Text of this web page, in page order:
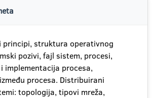
principi, struktura operativnog
pozivi, fajl sistem, procesi,
implementacija procesa,
procesa. Distribuirani
topologija, tipovi mreža,